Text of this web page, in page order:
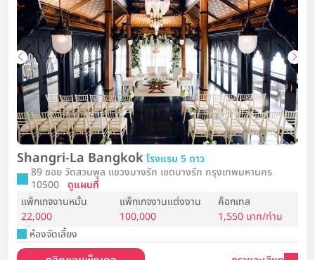
Shangri-La Bangkokโรงแรม 5 ดาว
89 ซอย วัดสวนพูล แขวงบางรัก เขตบางรัก กรุงเทพมหานคร
10500 ดูแผนที่
แพ็กเกจงานหมั้น
22,000
แพ็กเกจงานแต่งงาน
100,000
ค็อกเทล
1,550 บาท/ท่าน
ห้องจัดเลี้ยง